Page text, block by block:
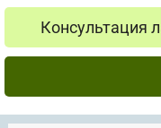
Консультация